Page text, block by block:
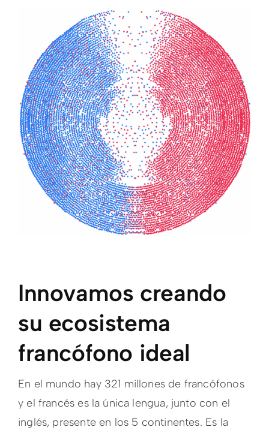
Innovamos creando
su ecosistema
francófono ideal
En el mundo hay 321 millones de francófonos
y el francés es la única lengua, junto con el
inglés, presente en los 5 continentes. Es la